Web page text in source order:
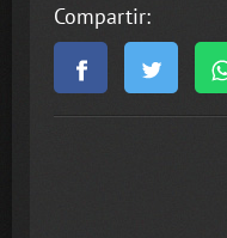
Compartir: